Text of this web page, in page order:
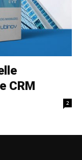
CRM
2